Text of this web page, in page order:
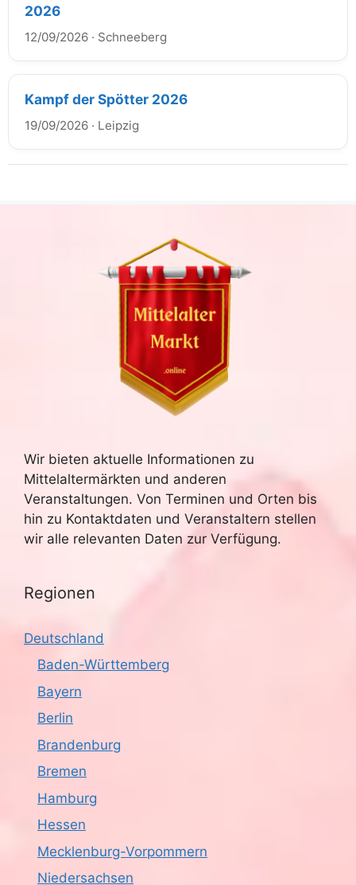
2026
12/09/2026 · Schneeberg
Kampf der Spötter 2026
19/09/2026 · Leipzig
Wir bieten aktuelle Informationen zu
Mittelaltermärkten und anderen
Veranstaltungen. Von Terminen und Orten bis
hin zu Kontaktdaten und Veranstaltern stellen
wir alle relevanten Daten zur Verfügung.
Regionen
Deutschland
Baden-Württemberg
Bayern
Berlin
Brandenburg
Bremen
Hamburg
Hessen
Mecklenburg-Vorpommern
Niedersachsen